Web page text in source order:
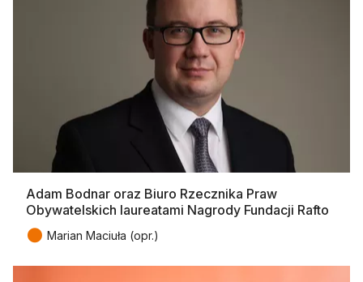
Adam Bodnar oraz Biuro Rzecznika Praw
Obywatelskich laureatami Nagrody Fundacji Rafto
● Marian Maciuła (opr.)